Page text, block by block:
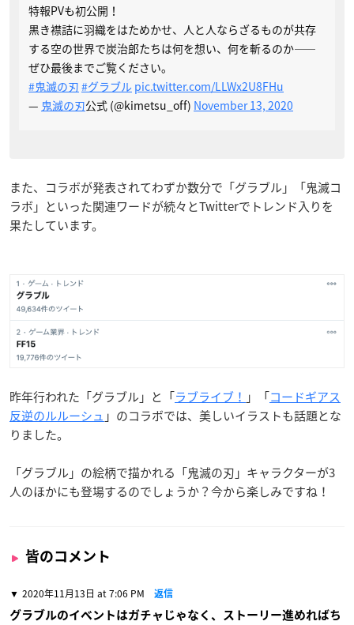
特報PVも初公開！
黒き襟詰に羽織をはためかせ、人と人ならざるものが共存
する空の世界で炭治郎たちは何を想い、何を斬るのか——
ぜひ最後までご覧ください。
#鬼滅の刃 #グラブル pic.twitter.com/LLWx2U8FHu
— 鬼滅の刃公式 (@kimetsu_off) November 13, 2020
また、コラボが発表されてわずか数分で「グラブル」「鬼滅コ
ラボ」といった関連ワードが続々とTwitterでトレンド入りを
果たしています。
昨年行われた「グラブル」と「ラブライブ！ 」「コードギアス
反逆のルルーシュ 」のコラボでは、美しいイラストも話題とな
りました。
「グラブル」の絵柄で描かれる「鬼滅の刃」キャラクターが3
人のほかにも登場するのでしょうか？今から楽しみですね！
皆のコメント
2020年11月13日 at 7:06 PM 返信
グラブルのイベントはガチャじゃなく、ストーリー進めればち